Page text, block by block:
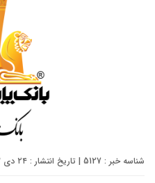
شناسه خبر : 5127 | تاریخ انتشار : ۲۴ دی ۱۴۰۳ |